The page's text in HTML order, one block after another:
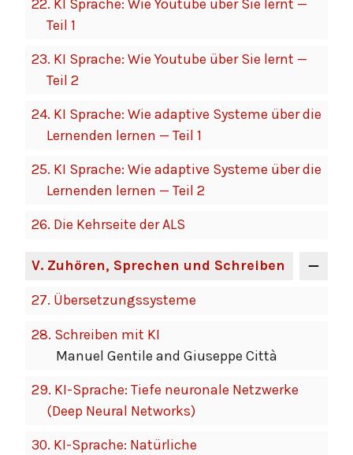
22. KI Sprache: Wie Youtube über Sie lernt —
Teil 1
23. KI Sprache: Wie Youtube über Sie lernt —
Teil 2
24. KI Sprache: Wie adaptive Systeme über die
Lernenden lernen — Teil 1
25. KI Sprache: Wie adaptive Systeme über die
Lernenden lernen — Teil 2
26. Die Kehrseite der ALS
V. Zuhören, Sprechen und Schreiben
27. Übersetzungssysteme
28. Schreiben mit KI
Manuel Gentile and Giuseppe Città
29. KI-Sprache: Tiefe neuronale Netzwerke
(Deep Neural Networks)
30. KI-Sprache: Natürliche